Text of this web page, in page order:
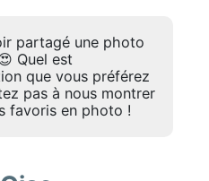
partagé une photo
Quel est
que vous préférez
pas à nous montrer
favoris en photo !